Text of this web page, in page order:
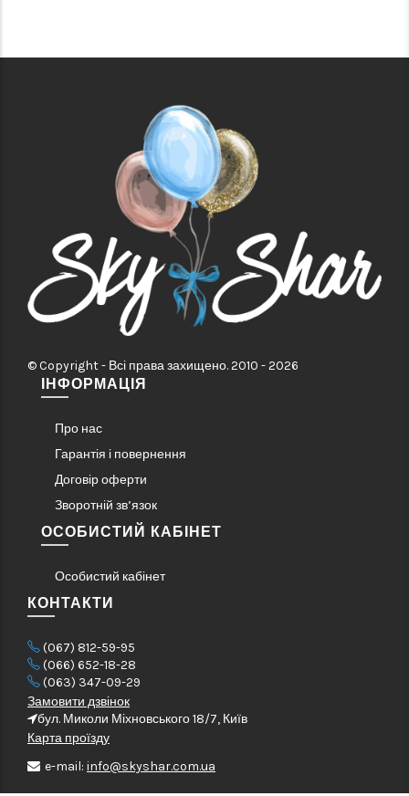
© Copyright - Всі права захищено. 2010 - 2026
ІНФОРМАЦІЯ
Про нас
Гарантія і повернення
Договір оферти
Зворотній зв’язок
ОСОБИСТИЙ КАБІНЕТ
Особистий кабінет
КОНТАКТИ
(067) 812-59-95
(066) 652-18-28
(063) 347-09-29
Замовити дзвінок
бул. Миколи Міхновського 18/7, Київ
Карта проїзду
e-mail: info@skyshar.com.ua